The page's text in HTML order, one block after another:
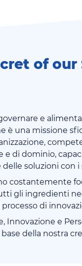
of our
e
è una missione
e di dominio,
soluzioni con
costantemente
gli ingredienti
di
Innovazione e
della nostra